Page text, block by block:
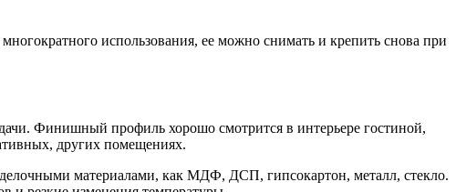
использования, ее можно снимать и крепить снова при
Финишный профиль хорошо смотрится в интерьере гостиной,
других помещениях.
материалами, как МДФ, ДСП, гипсокартон, металл, стекло.